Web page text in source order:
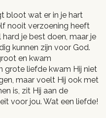
bloot wat er in je hart
nooit verzoening heeft
hard je best doen, maar je
kunnen zijn voor God.
en kwam
grote liefde kwam Hij niet
maar voelt Hij ook met
is, zit Hij aan de
voor jou. Wat een liefde!